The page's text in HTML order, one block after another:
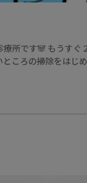
所です🐼 もうす
ところの掃除をは